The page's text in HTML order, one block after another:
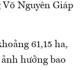
Nguyên Giáp
61,15 ha,
hưởng bao